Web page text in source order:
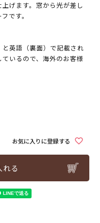
げます。窓から光が差し
です。
英語（裏面）で記載され
いるので、海外のお客様
お気に入りに登録する
る